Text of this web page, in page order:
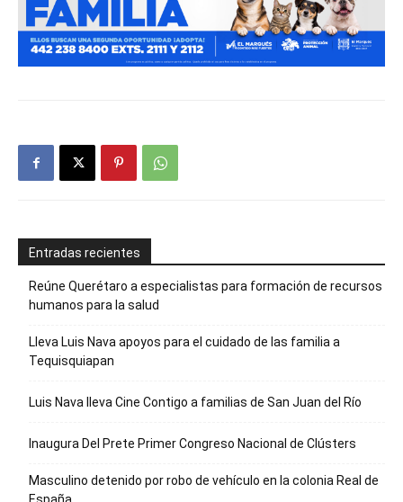
Entradas recientes
Reúne Querétaro a especialistas para formación de recursos
humanos para la salud
Lleva Luis Nava apoyos para el cuidado de las familia a
Tequisquiapan
Luis Nava lleva Cine Contigo a familias de San Juan del Río
Inaugura Del Prete Primer Congreso Nacional de Clústers
Masculino detenido por robo de vehículo en la colonia Real de